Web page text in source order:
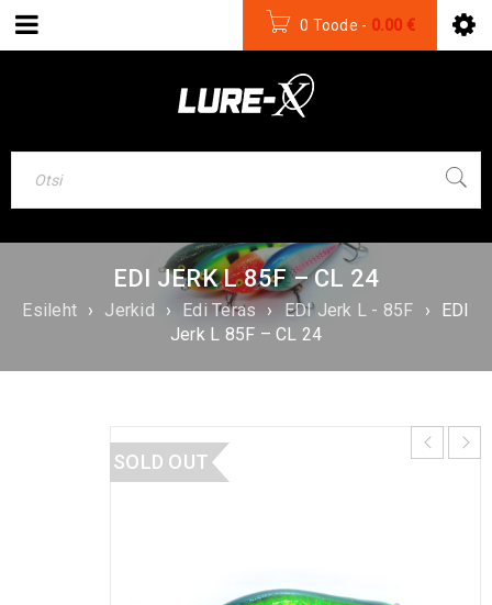
0 Toode - 0.00 €
EDI JERK L 85F – CL 24
Esileht › Jerkid › Edi Teras › EDI Jerk L - 85F ›
EDI
Jerk L 85F – CL 24
SOLD OUT